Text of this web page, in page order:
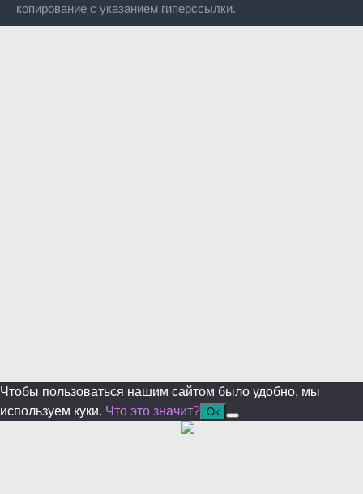
копирование с указанием гиперссылки.
Чтобы пользоваться нашим сайтом было удобно, мы
используем куки. Что это значит? Ок